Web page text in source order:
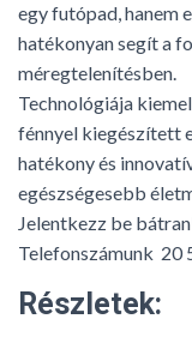
egy futópad, hanem
hatékonyan segít a
méregtelenítésben.
Technológiája
fénnyel kiegészített
hatékony és
egészségesebb
Jelentkezz be
Telefonszámunk 20
Részletek: